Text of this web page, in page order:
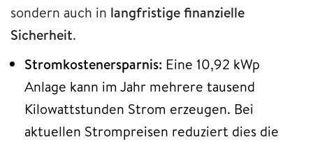
sondern auch in langfristige finanzielle
Sicherheit.
Stromkostenersparnis: Eine 10,92 kWp
Anlage kann im Jahr mehrere tausend
Kilowattstunden Strom erzeugen. Bei
aktuellen Strompreisen reduziert dies die